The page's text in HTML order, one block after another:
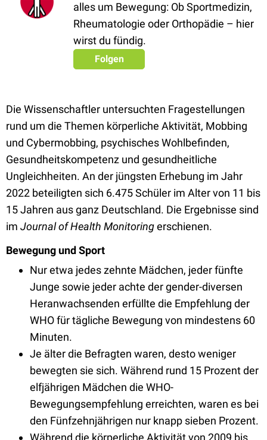
alles um Bewegung: Ob Sportmedizin,
Rheumatologie oder Orthopädie – hier
wirst du fündig.
Folgen
Die Wissenschaftler untersuchten Fragestellungen
rund um die Themen körperliche Aktivität, Mobbing
und Cybermobbing, psychisches Wohlbefinden,
Gesundheitskompetenz und gesundheitliche
Ungleichheiten. An der jüngsten Erhebung im Jahr
2022 beteiligten sich 6.475 Schüler im Alter von 11 bis
15 Jahren aus ganz Deutschland. Die Ergebnisse sind
im Journal of Health Monitoringerschienen.
Bewegung und Sport
Nur etwa jedes zehnte Mädchen, jeder fünfte
Junge sowie jeder achte der gender-diversen
Heranwachsenden erfüllte die Empfehlung der
WHO für tägliche Bewegung von mindestens 60
Minuten.
Je älter die Befragten waren, desto weniger
bewegten sie sich. Während rund 15 Prozent der
elfjährigen Mädchen die WHO-
Bewegungsempfehlung erreichten, waren es bei
den Fünfzehnjährigen nur knapp sieben Prozent.
Während die körperliche Aktivität von 2009 bis